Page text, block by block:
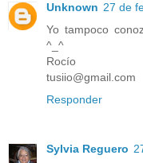
Unknown 27 de
Yo tampoco
^_^
Rocío
tusiio@gmail.com
Responder
Sylvia Reguero